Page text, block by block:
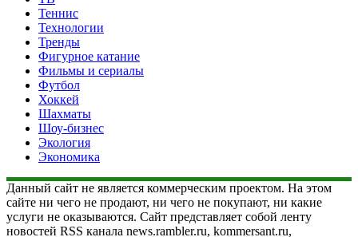
Теннис
Технологии
Тренды
Фигурное катание
Фильмы и сериалы
Футбол
Хоккей
Шахматы
Шоу-бизнес
Экология
Экономика
Данный сайт не является коммерческим проектом. На этом
сайте ни чего не продают, ни чего не покупают, ни какие
услуги не оказываются. Сайт представляет собой ленту
новостей RSS канала news.rambler.ru, kommersant.ru,